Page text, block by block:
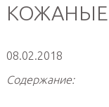
КОЖАНЫЕ
08.02.2018
Содержание: